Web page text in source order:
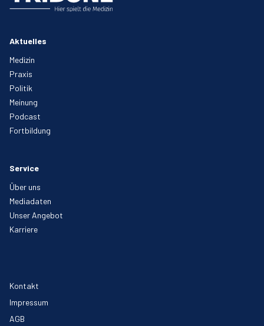
Aktuelles
Medizin
Praxis
Politik
Meinung
Podcast
Fortbildung
Service
Über uns
Mediadaten
Unser Angebot
Karriere
Kontakt
Impressum
AGB